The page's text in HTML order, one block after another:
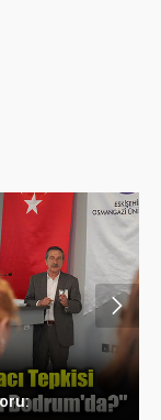
İnşaat